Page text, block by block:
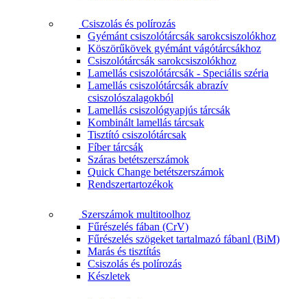
Csiszolás és polírozás
Gyémánt csiszolótárcsák sarokcsiszolókhoz
Köszörűkövek gyémánt vágótárcsákhoz
Csiszolótárcsák sarokcsiszolókhoz
Lamellás csiszolótárcsák - Speciális széria
Lamellás csiszolótárcsák abrazív
csiszolószalagokból
Lamellás csiszológyapjús tárcsák
Kombinált lamellás tárcsak
Tisztító csiszolótárcsak
Fíber tárcsák
Száras betétszerszámok
Quick Change betétszerszámok
Rendszertartozékok
Szerszámok multitoolhoz
Fűrészelés fában (CrV)
Fűrészelés szögeket tartalmazó fábanl (BiM)
Marás és tisztítás
Csiszolás és polírozás
Készletek